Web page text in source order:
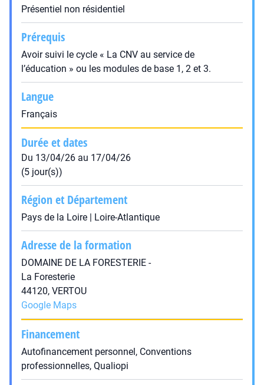
Présentiel non résidentiel
Prérequis
Avoir suivi le cycle « La CNV au service de
l’éducation » ou les modules de base 1, 2 et 3.
Langue
Français
Durée et dates
Du 13/04/26 au 17/04/26
(5 jour(s))
Région et Département
Pays de la Loire | Loire-Atlantique
Adresse de la formation
DOMAINE DE LA FORESTERIE -
La Foresterie
44120, VERTOU
Google Maps
Financement
Autofinancement personnel, Conventions
professionnelles, Qualiopi